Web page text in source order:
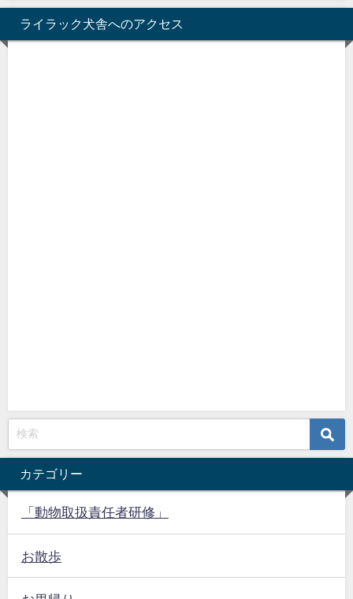
ライラック犬舎へのアクセス
カテゴリー
「動物取扱責任者研修」
お散歩